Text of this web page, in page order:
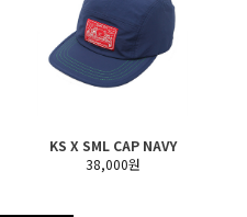
KS X SML CAP NAVY
38,000원